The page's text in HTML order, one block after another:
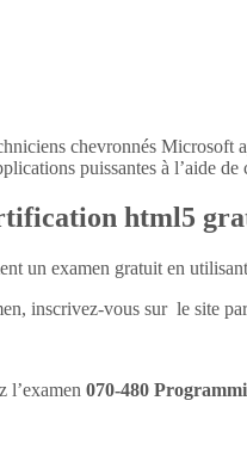
chevronnés Microsoft
puissantes à l’aide de
html5
un examen gratuit en
inscrivez-vous sur le site
l’examen 070-480